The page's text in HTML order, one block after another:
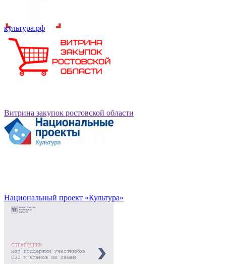
культура.рф
Витрина закупок ростовской области
Национальный проект «Культура»